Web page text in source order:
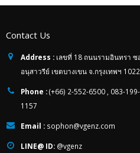
Contact Us
Address : เลขที่ 18 ถนนรามอินทรา
อนุสาวรีย์ เขตบางเขน จ.กรุงเทพฯ
Phone :(+66) 2-552-6500 , 083-
1157
Email : sophon@vgenz.com
LINE@ ID: @vgenz